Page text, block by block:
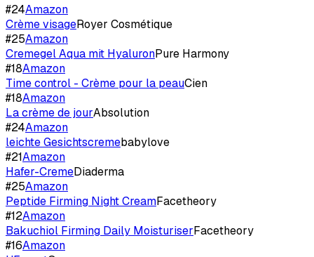
#24Amazon
Crème visageRoyer Cosmétique
#25Amazon
Cremegel Aqua mit HyaluronPure Harmony
#18Amazon
Time control - Crème pour la peauCien
#18Amazon
La crème de jourAbsolution
#24Amazon
leichte Gesichtscremebabylove
#21Amazon
Hafer-CremeDiaderma
#25Amazon
Peptide Firming Night CreamFacetheory
#12Amazon
Bakuchiol Firming Daily MoisturiserFacetheory
#16Amazon